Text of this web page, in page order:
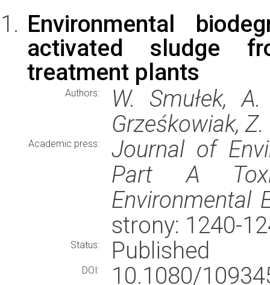
Environmental
activated sludge
treatment plants
Authors:
W. Smułek,
Grześkowiak,
Academic press:
Journal of
Part A
Environmental
strony: 1240-
Status: Published
DOI: 10.1080/